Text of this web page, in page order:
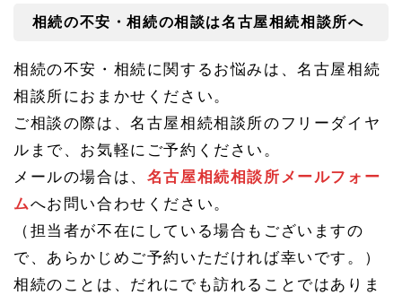
相続の不安・相続の相談は名古屋相続相談所へ
相続の不安・相続に関するお悩みは、名古屋相続
相談所におまかせください。
ご相談の際は、名古屋相続相談所のフリーダイヤ
ルまで、お気軽にご予約ください。
メールの場合は、 名古屋相続相談所メールフォー
ムへお問い合わせください。
（担当者が不在にしている場合もございますの
で、あらかじめご予約いただければ幸いです。）
相続のことは、だれにでも訪れることではありま